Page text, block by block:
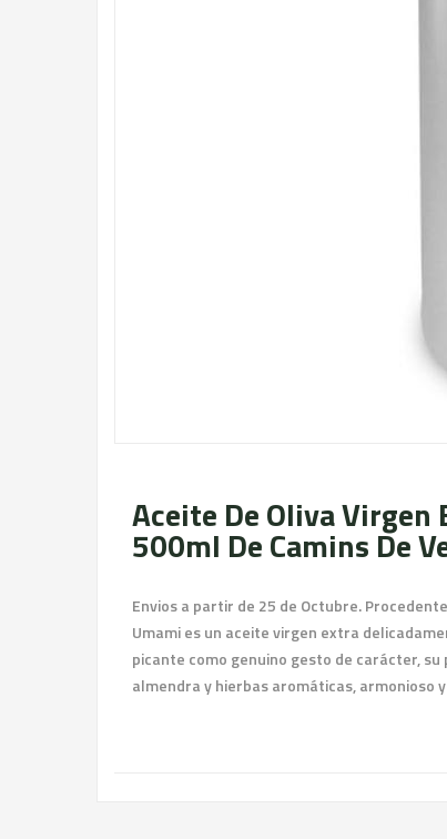
Aceite De Oliva
500ml De Camins De
Envios a partir de 25 de Octubre.
Umami es un aceite virgen extra
picante como genuino gesto de carácter,
almendra y hierbas aromáticas, armonioso